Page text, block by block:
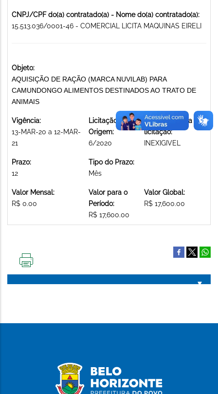
CNPJ/CPF do(a) contratado(a) - Nome do(a) contratado(a):
15.513.036/0001-46 - COMERCIAL LICITA MAQUINAS EIRELI
Objeto:
AQUISIÇÃO DE RAÇÃO (MARCA NUVILAB) PARA
CAMUNDONGO ALIMENTOS DESTINADOS AO TRATO DE
ANIMAIS
Vigência:
13-MAR-20 a 12-MAR-
21
Licitação de
Origem:
6/2020
Modalidade da
licitação:
INEXIGIVEL
Prazo:
12
Tipo do Prazo:
Mês
Valor Mensal:
R$ 0.00
Valor para o
Período:
R$ 17,600.00
Valor Global:
R$ 17,600.00
PÁGINA